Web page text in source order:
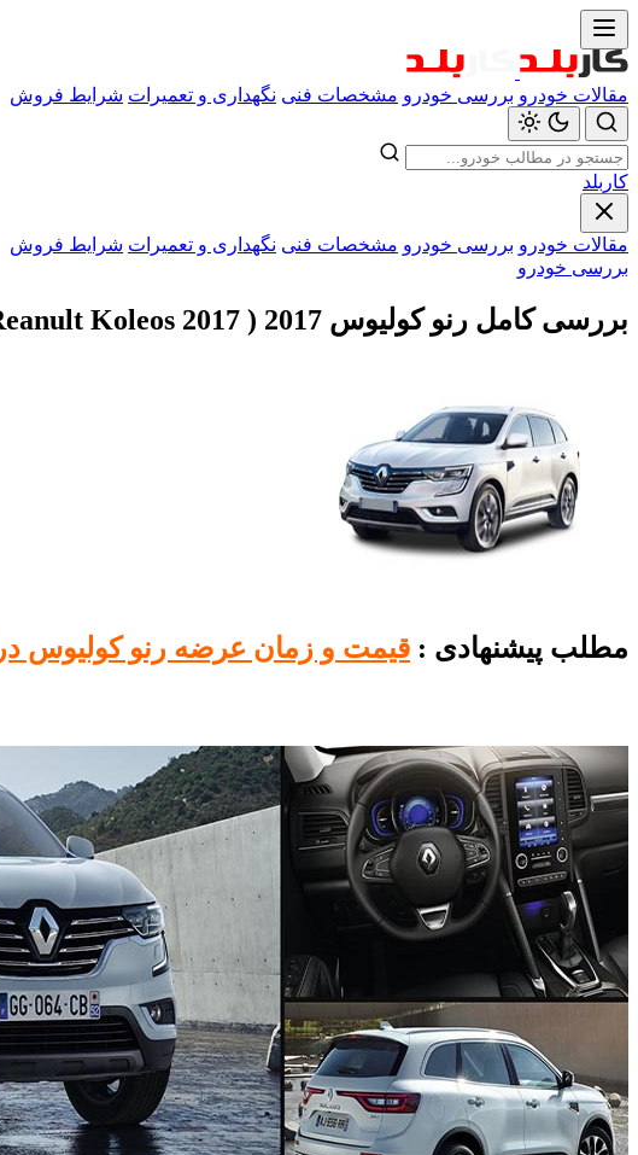
مقالات خودرو بررسی خودرو مشخصات فنی نگهداری و تعمیرات شرایط فروش
کاربلد
مقالات خودرو بررسی خودرو مشخصات فنی نگهداری و تعمیرات شرایط فروش
بررسی خودرو
بررسی کامل رنو کولیوس 2017 ( Reanult Koleos 2017 )
مطلب پیشنهادی : قیمت و زمان عرضه رنو کولیوس